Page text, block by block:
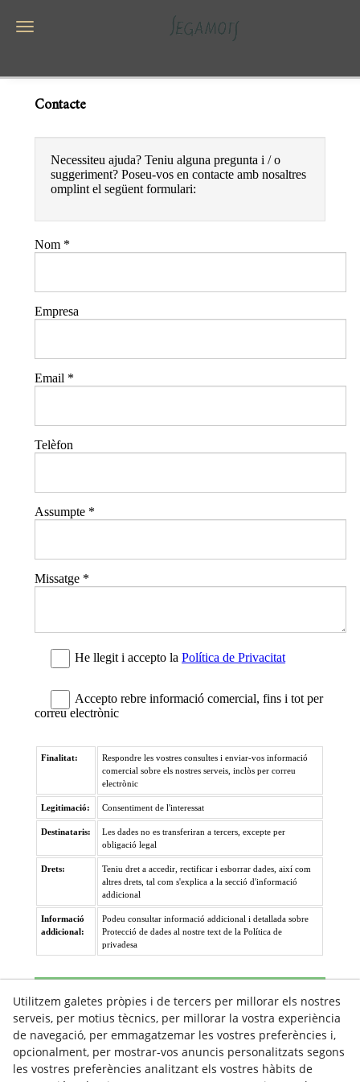
Toggle navigation
Contacte
Necessiteu ajuda? Teniu alguna pregunta i / o
suggeriment? Poseu-vos en contacte amb nosaltres
omplint el següent formulari:
Nom *
Empresa
Email *
Telèfon
Assumpte *
Missatge *
He llegit i accepto laPolítica de Privacitat
Accepto rebre informació comercial, fins i tot per
correu electrònic
Finalitat:
Respondre les vostres consultes i enviar-vos informació
comercial sobre els nostres serveis, inclòs per correu
electrònic
Legitimació: Consentiment de l'interessat
Destinataris:
Les dades no es transferiran a tercers, excepte per
obligació legal
Drets:
Teniu dret a accedir, rectificar i esborrar dades, així com
altres drets, tal com s'explica a la secció d'informació
addicional
Informació
addicional:
Podeu consultar informació addicional i detallada sobre
Protecció de dades al nostre text de la Política de
privadesa
Utilitzem galetes pròpies i de tercers per millorar els nostres
serveis, per motius tècnics, per millorar la vostra experiència
de navegació, per emmagatzemar les vostres preferències i,
opcionalment, per mostrar-vos anuncis personalitzats segons
les vostres preferències analitzant els vostres hàbits de